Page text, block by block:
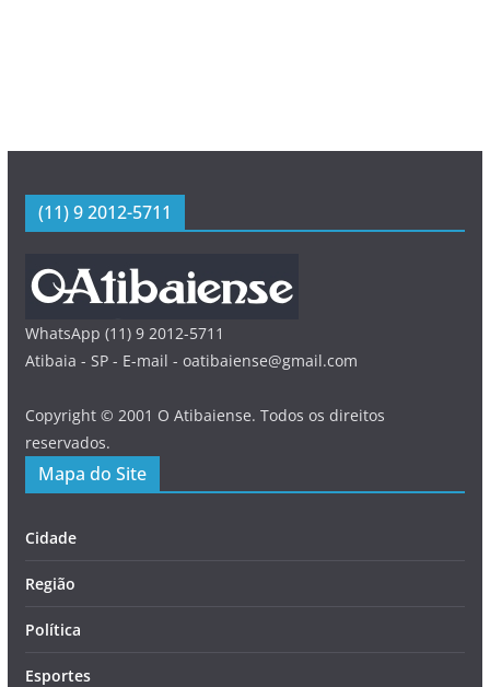
(11) 9 2012-5711
WhatsApp (11) 9 2012-5711
Atibaia - SP - E-mail - oatibaiense@gmail.com
Copyright © 2001 O Atibaiense. Todos os direitos
reservados.
Mapa do Site
Cidade
Região
Política
Esportes